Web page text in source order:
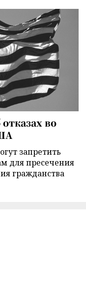
во
запретить
для пресечения
гражданства